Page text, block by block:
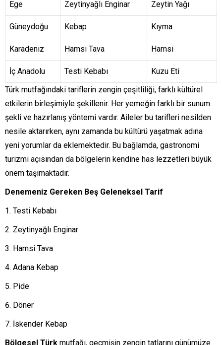
Ege Zeytinyağlı Enginar Zeytin Yağı
Güneydoğu Kebap Kıyma
Karadeniz Hamsi Tava Hamsi
İç Anadolu Testi Kebabı
Kuzu Eti
Türk mutfağındaki tariflerin zengin çeşitliliği, farklı kültürel
etkilerin birleşimiyle şekillenir. Her yemeğin farklı bir sunum
şekli ve hazırlanış yöntemi vardır. Aileler bu tarifleri nesilden
nesile aktarırken, aynı zamanda bu kültürü yaşatmak adına
yeni yorumlar da eklemektedir. Bu bağlamda, gastronomi
turizmi açısından da bölgelerin kendine has lezzetleri büyük
önem taşımaktadır.
Denemeniz Gereken Beş Geleneksel Tarif
Testi Kebabı
Zeytinyağlı Enginar
Hamsi Tava
Adana Kebap
Pide
Döner
İskender Kebap
Bölgesel Türk mutfağı, geçmişin zengin tatlarını günümüze